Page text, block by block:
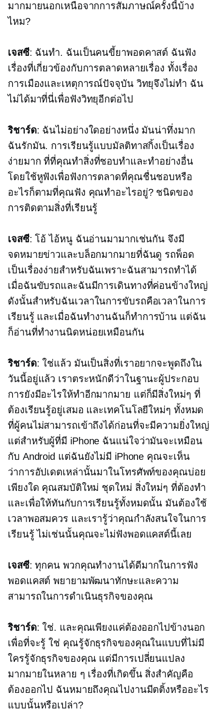
มากมายนอกเหนือจากการสัมภาษณ์ครั้งนี้บ้าง
ไหม?
เจสซี: ฉันทำ. ฉันเป็นคนขี้ยาพอดคาสต์ ฉันฟัง
เรื่องที่เกี่ยวข้องกับการตลาดหลายเรื่อง ทั้งเรื่อง
การเมืองและเหตุการณ์ปัจจุบัน วิทยุจึงไม่ทำ ฉัน
ไม่ได้มาที่นี่เพื่อฟังวิทยุอีกต่อไป
ริชาร์ด: ฉันไม่อย่างใดอย่างหนึ่ง มันน่าทึ่งมาก
ฉันรักมัน. การเรียนรู้แบบมัลติทาสกิ้งเป็นเรื่อง
ง่ายมาก ที่ที่คุณทำสิ่งที่ชอบทำและทำอย่างอื่น
โดยใช้หูฟังเพื่อฟังการตลาดที่คุณชื่นชอบหรือ
อะไรก็ตามที่คุณฟัง คุณทำอะไรอยู่? ชนิดของ
การติดตามสิ่งที่เรียนรู้
เจสซี: โอ้ ไอ้หนู ฉันอ่านมามากเช่นกัน จึงมี
จดหมายข่าวและบล็อกมากมายที่ฉันดู รถพ็อด
เป็นเรื่องง่ายสำหรับฉันเพราะฉันสามารถทำได้
เมื่อฉันขับรถและฉันมีการเดินทางที่ค่อนข้างใหญ่
ดังนั้นสำหรับฉันเวลาในการขับรถคือเวลาในการ
เรียนรู้ และเมื่อฉันทำงานฉันก็ทำการบ้าน แต่ฉัน
ก็อ่านที่ทำงานนิดหน่อยเหมือนกัน
ริชาร์ด: ใช่แล้ว มันเป็นสิ่งที่เราอยากจะพูดถึงใน
วันนี้อยู่แล้ว เราตระหนักดีว่าในฐานะผู้ประกอบ
การยังมีอะไรให้ทำอีกมากมาย แต่ก็มีสิ่งใหม่ๆ ที่
ต้องเรียนรู้อยู่เสมอ และเทคโนโลยีใหม่ๆ ทั้งหมด
ที่ผู้คนไม่สามารถเข้าถึงได้ก่อนที่จะมีความยิ่งใหญ่
แต่สำหรับผู้ที่มี iPhone ฉันแน่ใจว่ามันจะเหมือน
กับ Android แต่ฉันยังไม่มี iPhone คุณจะเห็น
ว่าการอัปเดตเหล่านั้นมาในโทรศัพท์ของคุณบ่อย
เพียงใด คุณสมบัติใหม่ ชุดใหม่ สิ่งใหม่ๆ ที่ต้องทำ
และเพื่อให้ทันกับการเรียนรู้ทั้งหมดนั้น มันต้องใช้
เวลาพอสมควร และเรารู้ว่าคุณกำลังสนใจในการ
เรียนรู้ ไม่เช่นนั้นคุณจะไม่ฟังพอดแคสต์นี้เลย
เจสซี: ทุกคน พวกคุณทำงานได้ดีมากในการฟัง
พอดแคสต์ พยายามพัฒนาทักษะและความ
สามารถในการดำเนินธุรกิจของคุณ
ริชาร์ด: ใช่. และคุณเพียงแค่ต้องออกไปข้างนอก
เพื่อที่จะรู้ ใช่ คุณรู้จักธุรกิจของคุณในแบบที่ไม่มี
ใครรู้จักธุรกิจของคุณ แต่มีการเปลี่ยนแปลง
มากมายในหลาย ๆ เรื่องที่เกิดขึ้น สิ่งสำคัญคือ
ต้องออกไป ฉันหมายถึงคุณไปงานมีตติ้งหรืออะไร
แบบนั้นหรือเปล่า?